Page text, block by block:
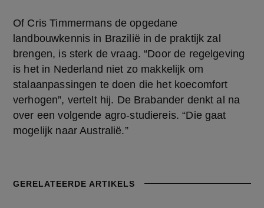
Of Cris Timmermans de opgedane
landbouwkennis in Brazilië in de praktijk zal
brengen, is sterk de vraag. “Door de regelgeving
is het in Nederland niet zo makkelijk om
stalaanpassingen te doen die het koecomfort
verhogen”, vertelt hij. De Brabander denkt al na
over een volgende agro-studiereis. “Die gaat
mogelijk naar Australië.”
GERELATEERDE ARTIKELS